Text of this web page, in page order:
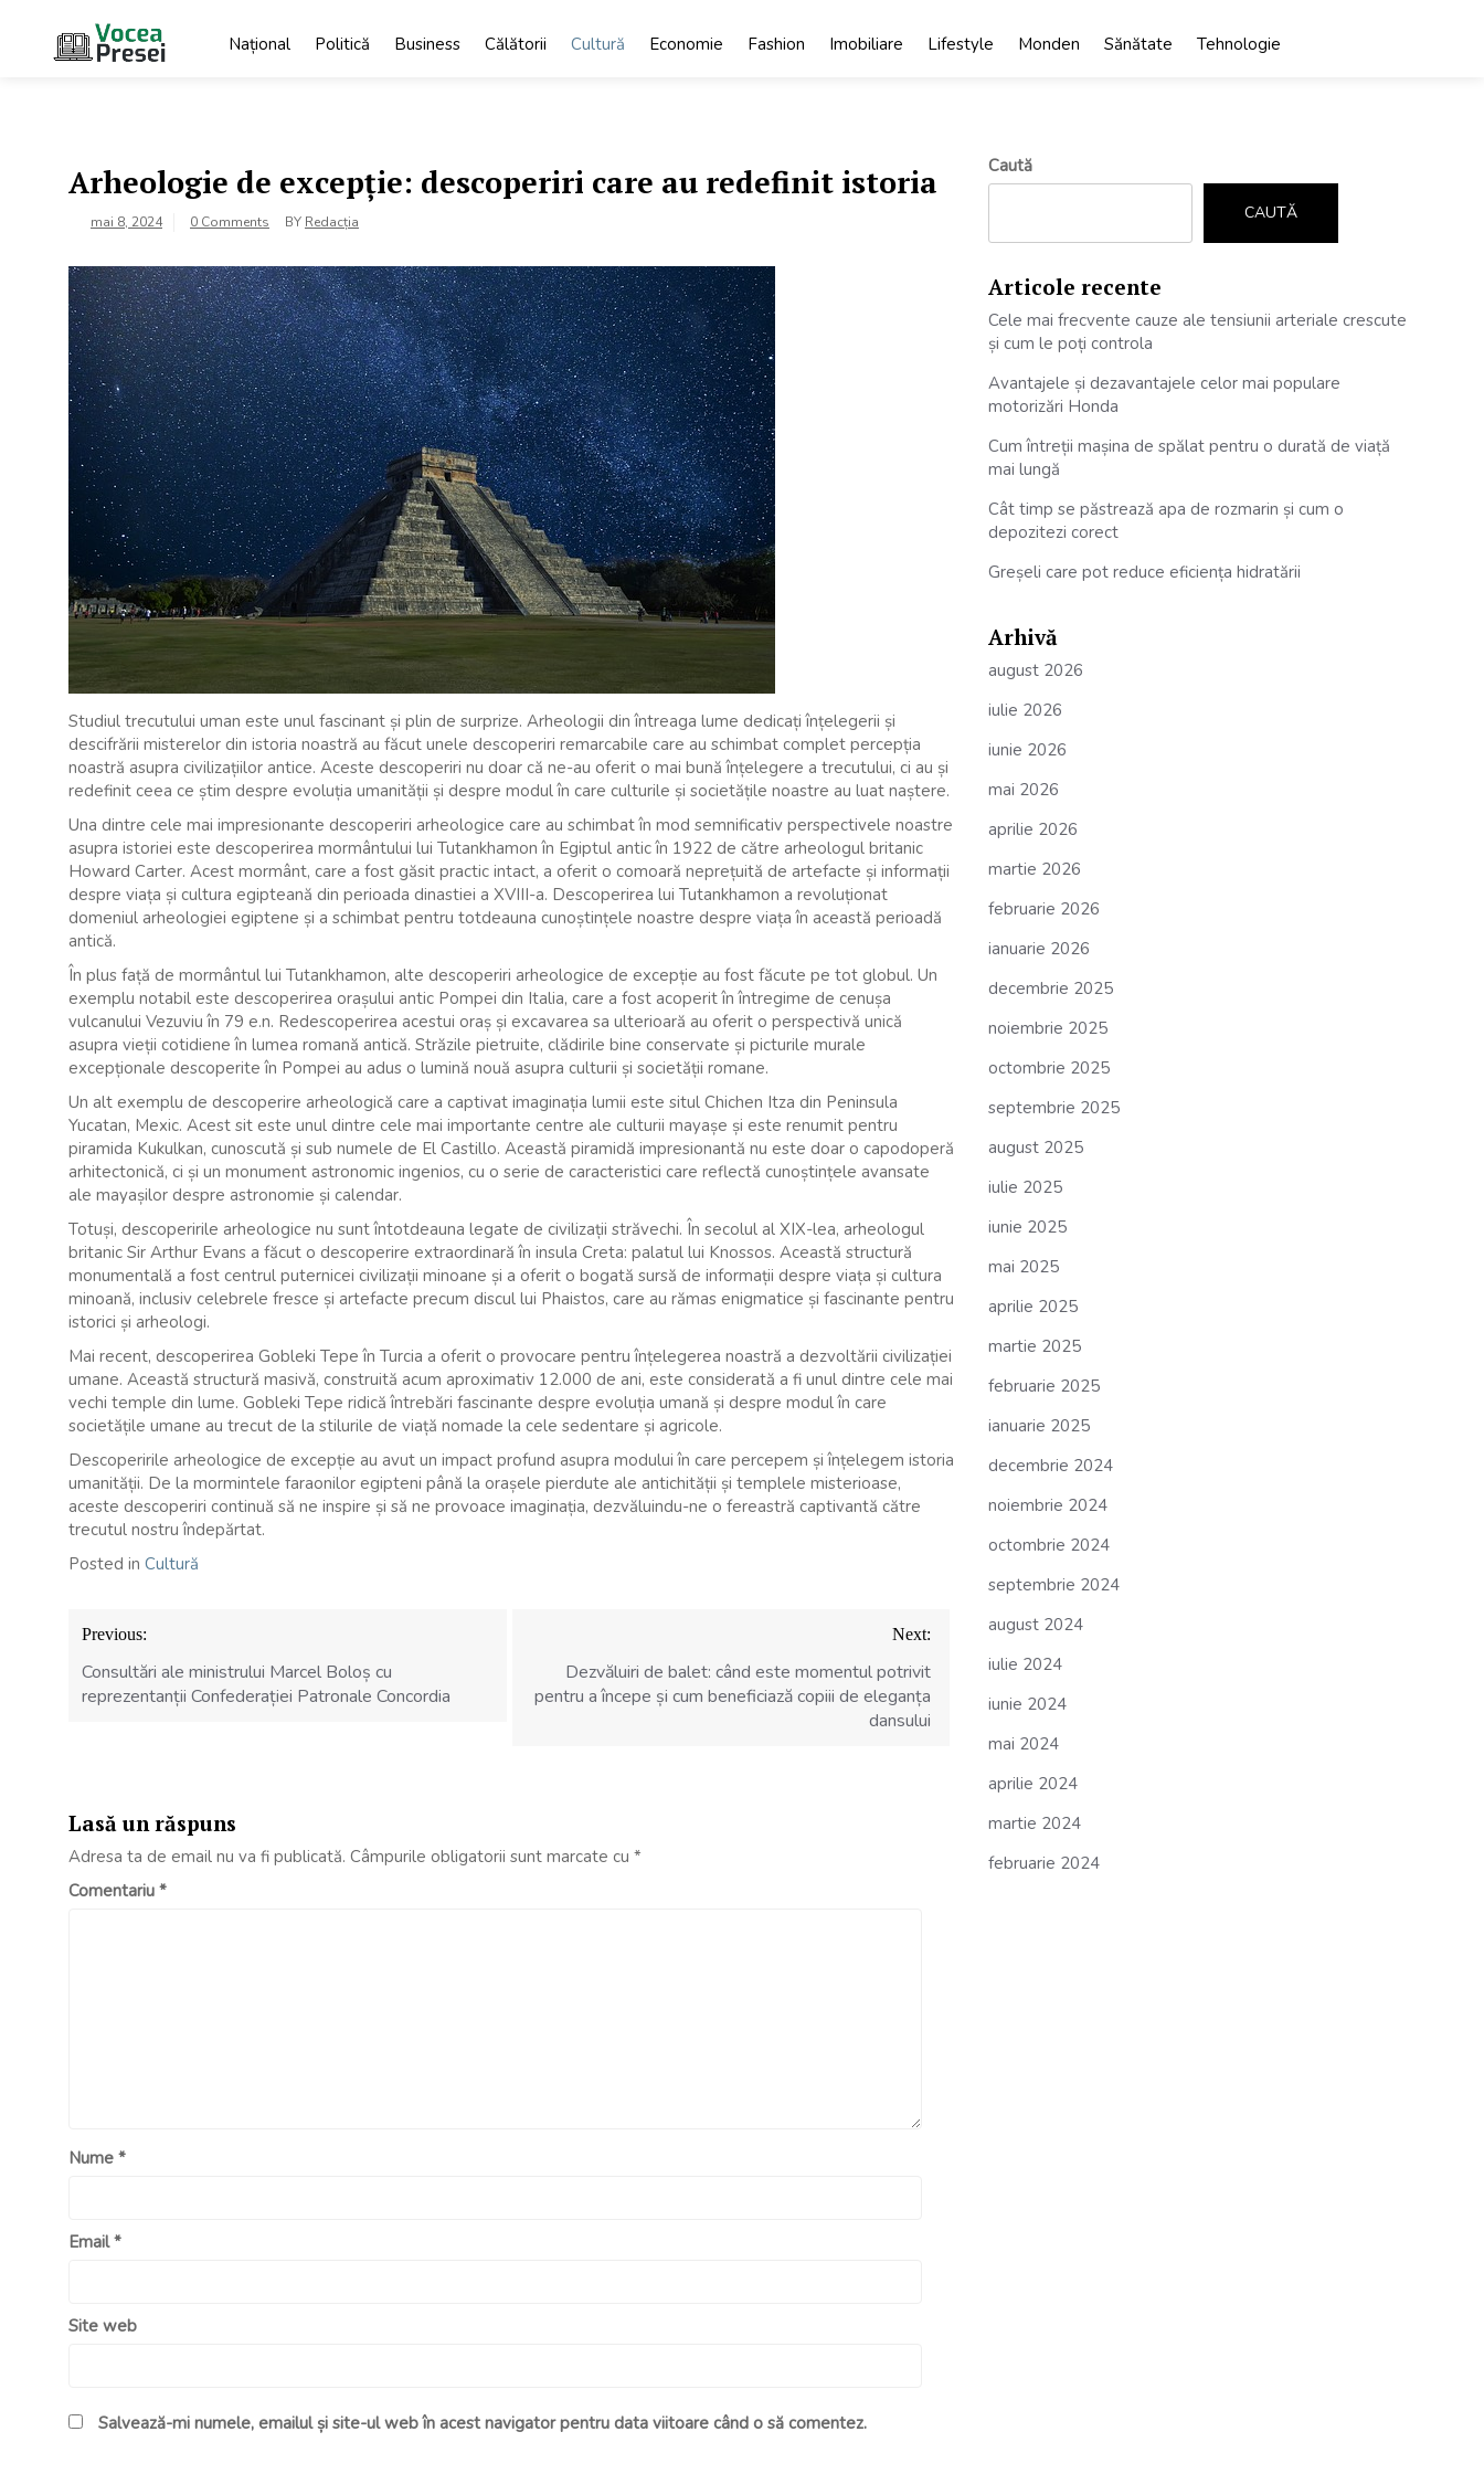
content
Național Politică Business Călătorii Cultură Economie Fashion Imobiliare Lifestyle Monden Sănătate Tehnologie
Arheologie de excepție: descoperiri care au redefinit istoria
mai 8, 2024 0 Comments BY Redacția
Studiul trecutului uman este unul fascinant și plin de surprize. Arheologii din întreaga lume dedicați înțelegerii și
descifrării misterelor din istoria noastră au făcut unele descoperiri remarcabile care au schimbat complet percepția
noastră asupra civilizațiilor antice. Aceste descoperiri nu doar că ne-au oferit o mai bună înțelegere a trecutului, ci au și
redefinit ceea ce știm despre evoluția umanității și despre modul în care culturile și societățile noastre au luat naștere.
Una dintre cele mai impresionante descoperiri arheologice care au schimbat în mod semnificativ perspectivele noastre
asupra istoriei este descoperirea mormântului lui Tutankhamon în Egiptul antic în 1922 de către arheologul britanic
Howard Carter. Acest mormânt, care a fost găsit practic intact, a oferit o comoară neprețuită de artefacte și informații
despre viața și cultura egipteană din perioada dinastiei a XVIII-a. Descoperirea lui Tutankhamon a revoluționat
domeniul arheologiei egiptene și a schimbat pentru totdeauna cunoștințele noastre despre viața în această perioadă
antică.
În plus față de mormântul lui Tutankhamon, alte descoperiri arheologice de excepție au fost făcute pe tot globul. Un
exemplu notabil este descoperirea orașului antic Pompei din Italia, care a fost acoperit în întregime de cenușa
vulcanului Vezuviu în 79 e.n. Redescoperirea acestui oraș și excavarea sa ulterioară au oferit o perspectivă unică
asupra vieții cotidiene în lumea romană antică. Străzile pietruite, clădirile bine conservate și picturile murale
excepționale descoperite în Pompei au adus o lumină nouă asupra culturii și societății romane.
Un alt exemplu de descoperire arheologică care a captivat imaginația lumii este situl Chichen Itza din Peninsula
Yucatan, Mexic. Acest sit este unul dintre cele mai importante centre ale culturii mayașe și este renumit pentru
piramida Kukulkan, cunoscută și sub numele de El Castillo. Această piramidă impresionantă nu este doar o capodoperă
arhitectonică, ci și un monument astronomic ingenios, cu o serie de caracteristici care reflectă cunoștințele avansate
ale mayașilor despre astronomie și calendar.
Totuși, descoperirile arheologice nu sunt întotdeauna legate de civilizații străvechi. În secolul al XIX-lea, arheologul
britanic Sir Arthur Evans a făcut o descoperire extraordinară în insula Creta: palatul lui Knossos. Această structură
monumentală a fost centrul puternicei civilizații minoane și a oferit o bogată sursă de informații despre viața și cultura
minoană, inclusiv celebrele fresce și artefacte precum discul lui Phaistos, care au rămas enigmatice și fascinante pentru
istorici și arheologi.
Mai recent, descoperirea Gobleki Tepe în Turcia a oferit o provocare pentru înțelegerea noastră a dezvoltării civilizației
umane. Această structură masivă, construită acum aproximativ 12.000 de ani, este considerată a fi unul dintre cele mai
vechi temple din lume. Gobleki Tepe ridică întrebări fascinante despre evoluția umană și despre modul în care
societățile umane au trecut de la stilurile de viață nomade la cele sedentare și agricole.
Descoperirile arheologice de excepție au avut un impact profund asupra modului în care percepem și înțelegem istoria
umanității. De la mormintele faraonilor egipteni până la orașele pierdute ale antichității și templele misterioase,
aceste descoperiri continuă să ne inspire și să ne provoace imaginația, dezvăluindu-ne o fereastră captivantă către
trecutul nostru îndepărtat.
Posted in Cultură
Navigare
în
articole
Previous:
Consultări ale ministrului Marcel Boloș cu
reprezentanții Confederației Patronale Concordia
Next:
Dezvăluiri de balet: când este momentul potrivit
pentru a începe și cum beneficiază copiii de eleganța
dansului
Lasă un răspuns
Adresa ta de email nu va fi publicată. Câmpurile obligatorii sunt marcate cu *
Comentariu *
Nume *
Email*
Site web
Salvează-mi numele, emailul și site-ul web în acest navigator pentru data viitoare când o să comentez.
Caută
CAUTĂ
Articole recente
Cele mai frecvente cauze ale tensiunii arteriale crescute
și cum le poți controla
Avantajele și dezavantajele celor mai populare
motorizări Honda
Cum întreții mașina de spălat pentru o durată de viață
mai lungă
Cât timp se păstrează apa de rozmarin și cum o
depozitezi corect
Greșeli care pot reduce eficiența hidratării
Arhivă
august 2026
iulie 2026
iunie 2026
mai 2026
aprilie 2026
martie 2026
februarie 2026
ianuarie 2026
decembrie 2025
noiembrie 2025
octombrie 2025
septembrie 2025
august 2025
iulie 2025
iunie 2025
mai 2025
aprilie 2025
martie 2025
februarie 2025
ianuarie 2025
decembrie 2024
noiembrie 2024
octombrie 2024
septembrie 2024
august 2024
iulie 2024
iunie 2024
mai 2024
aprilie 2024
martie 2024
februarie 2024